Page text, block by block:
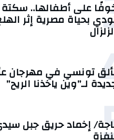
على أطفالها.. سكتة
بحياة مصرية إثر
تونسي في مهرجان
لـ”وين ياخذنا الريح”
إخماد حريق جبل